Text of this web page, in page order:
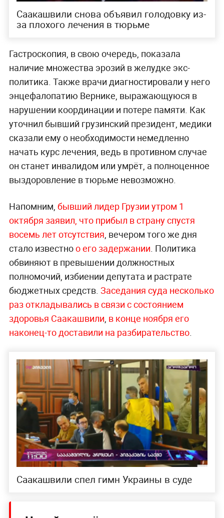
Саакашвили снова объявил голодовку из-
за плохого лечения в тюрьме
Гастроскопия, в свою очередь, показала
наличие множества эрозий в желудке экс-
политика. Также врачи диагностировали у него
энцефалопатию Вернике, выражающуюся в
нарушении координации и потере памяти. Как
уточнил бывший грузинский президент, медики
сказали ему о необходимости немедленно
начать курс лечения, ведь в противном случае
он станет инвалидом или умрёт, а полноценное
выздоровление в тюрьме невозможно.
Напомним, бывший лидер Грузии утром 1
октября заявил, что прибыл в страну спустя
восемь лет отсутствия, вечером того же дня
стало известноо его задержании. Политика
обвиняют в превышении должностных
полномочий, избиении депутата и растрате
бюджетных средств. Заседания суда несколько
раз откладывались в связи с состоянием
здоровья Саакашвили, в конце ноября его
наконец-то доставили на разбирательство.
Саакашвили спел гимн Украины в суде